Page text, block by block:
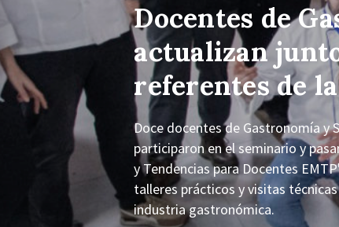
Docentes de
actualizan
referentes de
Doce docentes de Gastronomía y
participaron en el seminario y
y Tendencias para Docentes
talleres prácticos y visitas
industria gastronómica.